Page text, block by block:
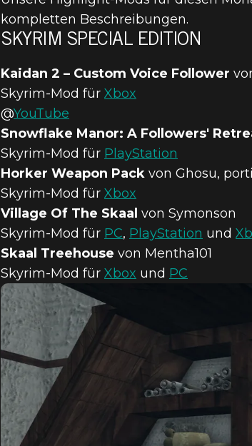
kompletten Beschreibungen.
SKYRIM SPECIAL EDITION
Kaidan 2 – Custom Voice Follower
Skyrim-Mod für Xbox
@YouTube
Snowflake Manor: A Followers'
Skyrim-Mod für PlayStation
Horker Weapon Pack von Ghosu,
Skyrim-Mod für Xbox
Village Of The Skaal von Symonson
Skyrim-Mod für PC, PlayStation und
Skaal Treehouse von Mentha101
Skyrim-Mod für Xbox und PC